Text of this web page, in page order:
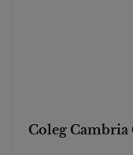
Coleg